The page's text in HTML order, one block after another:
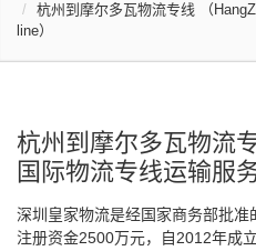
杭州到摩尔多瓦物流专线 （
line）
杭州到摩尔多瓦物流
国际物流专线运输服
深圳皇家物流是经国家商务部批准
注册资金2500万元，自2012年成